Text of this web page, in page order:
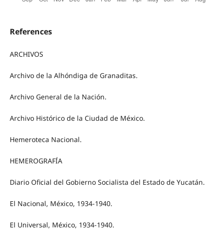
References
ARCHIVOS
Archivo de la Alhóndiga de Granaditas.
Archivo General de la Nación.
Archivo Histórico de la Ciudad de México.
Hemeroteca Nacional.
HEMEROGRAFÍA
Diario Oficial del Gobierno Socialista del Estado de Yucatán.
El Nacional, México, 1934-1940.
El Universal, México, 1934-1940.